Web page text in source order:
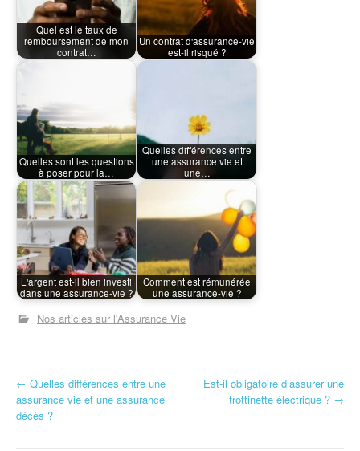
Quel est le taux de
remboursement de mon
contrat…
Un contrat d'assurance-vie
est-il risqué ?
Quelles sont les questions
à poser pour la…
Quelles différences entre
une assurance vie et
une…
L'argent est-il bien investi
dans une assurance-vie ?
Comment est rémunérée
une assurance-vie ?
Nos articles sur l'Assurance Vie
N
a
← Quelles différences entre une
assurance vie et une assurance
décès ?
Est-il obligatoire d’assurer une
trottinette électrique ? →